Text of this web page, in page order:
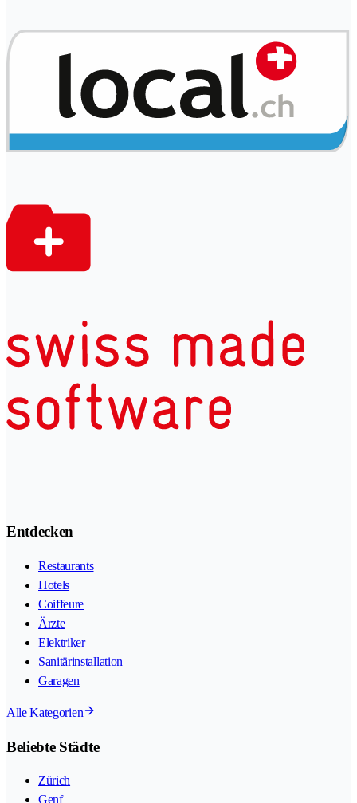
Entdecken
Restaurants
Hotels
Coiffeure
Ärzte
Elektriker
Sanitärinstallation
Garagen
Alle Kategorien
Beliebte Städte
Zürich
Genf